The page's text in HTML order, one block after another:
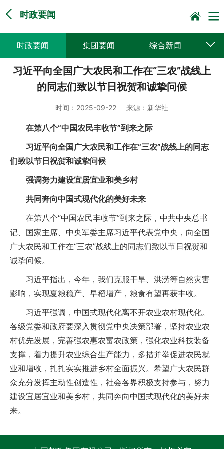
时政要闻
时政要闻 集团要闻 综合新闻
媒体聚焦 党建动态 普遍服务
习近平向全国广大农民和工作在“三农”战线上
的同志们致以节日祝贺和诚挚问候
时间： 2025-09-22 来源： 新华社
在第八个“中国农民丰收节”到来之际
习近平向全国广大农民和工作在“三农”战线上的同志
们致以节日祝贺和诚挚问候
强调努力建设宜居宜业和美乡村
共同奔向中国式现代化的美好未来
在第八个“中国农民丰收节”到来之际，中共中央总书
记、国家主席、中央军委主席习近平代表党中央，向全国
广大农民和工作在“三农”战线上的同志们致以节日祝贺和
诚挚问候。
习近平指出，今年，我们克服干旱、洪涝等自然灾害
影响，实现夏粮稳产、早稻增产，粮食有望再获丰收。
习近平强调，中国式现代化离不开农业农村现代化。
各级党委和政府要深入贯彻党中央决策部署，坚持农业农
村优先发展，完善强农惠农富农政策，强化农业科技装备
支撑，着力提升农业综合生产能力，多措并举促进农民就
业和增收，扎扎实实推进乡村全面振兴。希望广大农民群
众充分发挥主动性创造性，社会各界积极支持参与，努力
建设宜居宜业和美乡村，共同奔向中国式现代化的美好未
来。